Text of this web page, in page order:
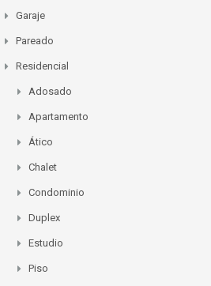
Garaje
Pareado
Residencial
Adosado
Apartamento
Ático
Chalet
Condominio
Duplex
Estudio
Piso